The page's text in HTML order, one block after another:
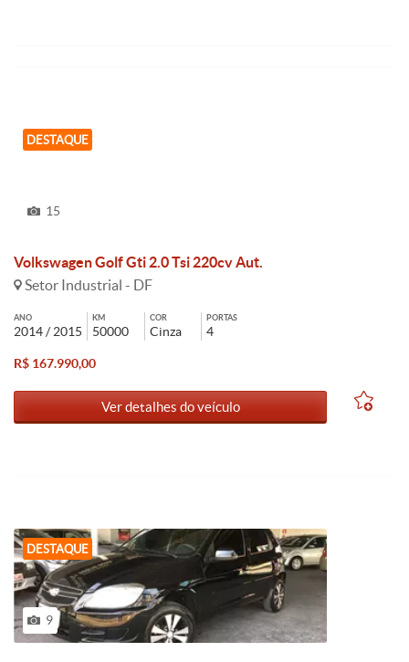
DESTAQUE
15
Volkswagen Golf Gti 2.0 Tsi 220cv Aut.
Setor Industrial - DF
ANO
2014 / 2015
KM
50000
COR
Cinza
PORTAS
4
R$ 167.990,00
Ver detalhes do veículo
DESTAQUE
9